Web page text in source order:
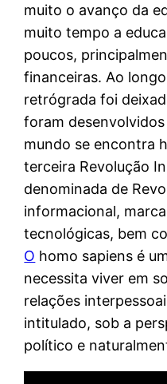
muito o avanço da
muito tempo a
poucos,
financeiras. Ao
retrógrada foi
foram
mundo se encontra
terceira Revolução
denominada de
informacional,
tecnológicas, bem
O homo sapiens é
necessita viver em
relações
intitulado, sob a
político e